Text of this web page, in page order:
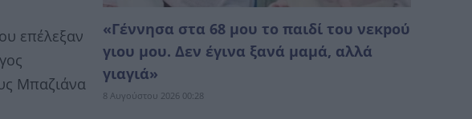
επέλεξαν
Μπαζιάνα
«Γέννησα στα 68 μου το παιδί του νεκpού
γιου μου. Δεν έγινα ξανά μαμά, αλλά
γιαγιά»
8 Αυγούστου 2026 00:28